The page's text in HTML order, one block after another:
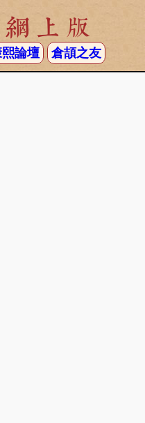
上版
熙論壇 倉頡之友